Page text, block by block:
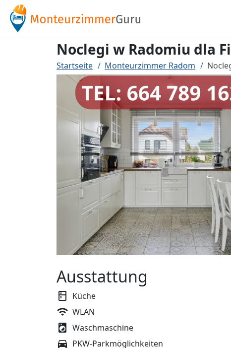
Noclegi w Radomiu dla
Startseite Monteurzimmer Radom
Ausstattung
Küche
WLAN
Waschmaschine
PKW-Parkmöglichkeiten